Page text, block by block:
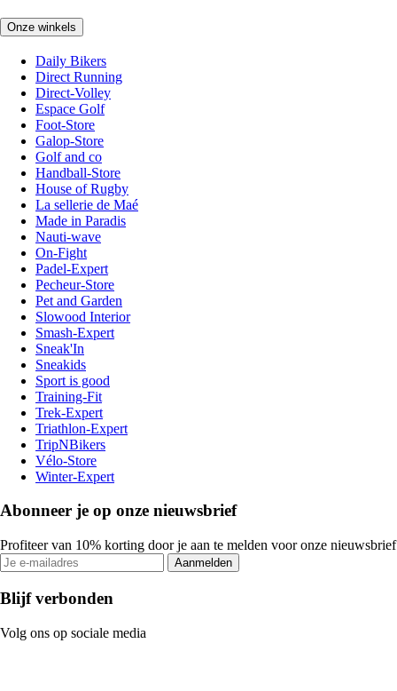
Onze winkels
Daily Bikers
Direct Running
Direct-Volley
Espace Golf
Foot-Store
Galop-Store
Golf and co
Handball-Store
House of Rugby
La sellerie de Maé
Made in Paradis
Nauti-wave
On-Fight
Padel-Expert
Pecheur-Store
Pet and Garden
Slowood Interior
Smash-Expert
Sneak'In
Sneakids
Sport is good
Training-Fit
Trek-Expert
Triathlon-Expert
TripNBikers
Vélo-Store
Winter-Expert
Abonneer je op onze nieuwsbrief
Profiteer van 10% korting door je aan te melden voor onze nieuwsbrief
Aanmelden
Blijf verbonden
Volg ons op sociale media